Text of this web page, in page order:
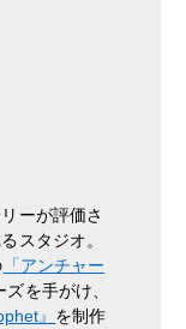
ーが評価さ
スタジオ。
「アンチャー
ズを手がけ、
』 を制作